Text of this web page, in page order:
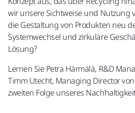
wir unsere Sichtweise und Nutzung
die Gestaltung von Produkten neu
Systemwechsel und zirkuläre
Lösung?
Lernen Sie Petra Härmälä, R&D
Timm Utecht, Managing Director
zweiten Folge unseres